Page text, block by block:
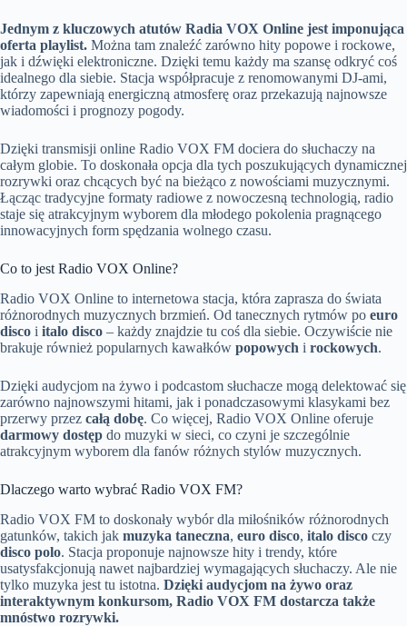
Jednym z kluczowych atutów Radia VOX Online jest imponująca
oferta playlist. Można tam znaleźć zarówno hity popowe i rockowe,
jak i dźwięki elektroniczne. Dzięki temu każdy ma szansę odkryć coś
idealnego dla siebie. Stacja współpracuje z renomowanymi DJ-ami,
którzy zapewniają energiczną atmosferę oraz przekazują najnowsze
wiadomości i prognozy pogody.
Dzięki transmisji online Radio VOX FM dociera do słuchaczy na
całym globie. To doskonała opcja dla tych poszukujących dynamicznej
rozrywki oraz chcących być na bieżąco z nowościami muzycznymi.
Łącząc tradycyjne formaty radiowe z nowoczesną technologią, radio
staje się atrakcyjnym wyborem dla młodego pokolenia pragnącego
innowacyjnych form spędzania wolnego czasu.
Co to jest Radio VOX Online?
Radio VOX Online to internetowa stacja, która zaprasza do świata
różnorodnych muzycznych brzmień. Od tanecznych rytmów po euro
disco i italo disco – każdy znajdzie tu coś dla siebie. Oczywiście nie
brakuje również popularnych kawałków popowych i rockowych.
Dzięki audycjom na żywo i podcastom słuchacze mogą delektować się
zarówno najnowszymi hitami, jak i ponadczasowymi klasykami bez
przerwy przez całą dobę. Co więcej, Radio VOX Online oferuje
darmowy dostęp do muzyki w sieci, co czyni je szczególnie
atrakcyjnym wyborem dla fanów różnych stylów muzycznych.
Dlaczego warto wybrać Radio VOX FM?
Radio VOX FM to doskonały wybór dla miłośników różnorodnych
gatunków, takich jak muzyka taneczna, euro disco, italo disco czy
disco polo. Stacja proponuje najnowsze hity i trendy, które
usatysfakcjonują nawet najbardziej wymagających słuchaczy. Ale nie
tylko muzyka jest tu istotna. Dzięki audycjom na żywo oraz
interaktywnym konkursom, Radio VOX FM dostarcza także
mnóstwo rozrywki.